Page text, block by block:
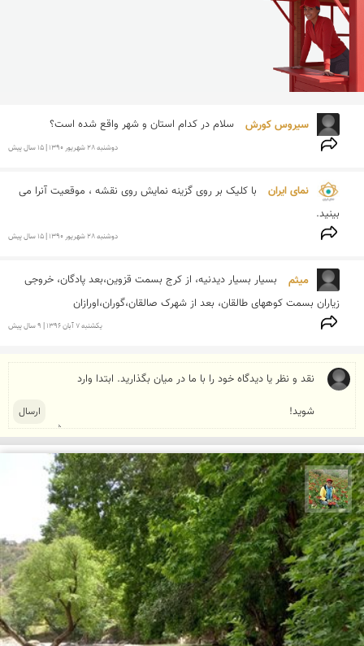
سیروس كورش سلام در كدام استان و شهر واقع شده است؟
دوشنبه 28 شهريور 1390 | 15 سال پیش
نمای ایران
بینید.
دوشنبه 28 شهريور 1390 | 15 سال پیش
میثم
زیاران بسمت کوههای طالقان، بعد از شهرک صالقان،گوران،اورازان
يكشنبه 7 آبان 1396 | 9 سال پیش
اسفندیار خدایی